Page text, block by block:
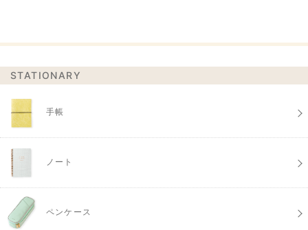
STATIONARY
手帳
ノート
ペンケース